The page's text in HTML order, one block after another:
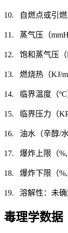
10. 自燃点或引燃
11. 蒸气压（
12. 饱和蒸气压（
13. 燃烧热（KJ/
14. 临界温度（
15. 临界压力（
16. 油水（辛醇/
17. 爆炸上限（
18. 爆炸下限（
19. 溶解性：未确
毒理学数据